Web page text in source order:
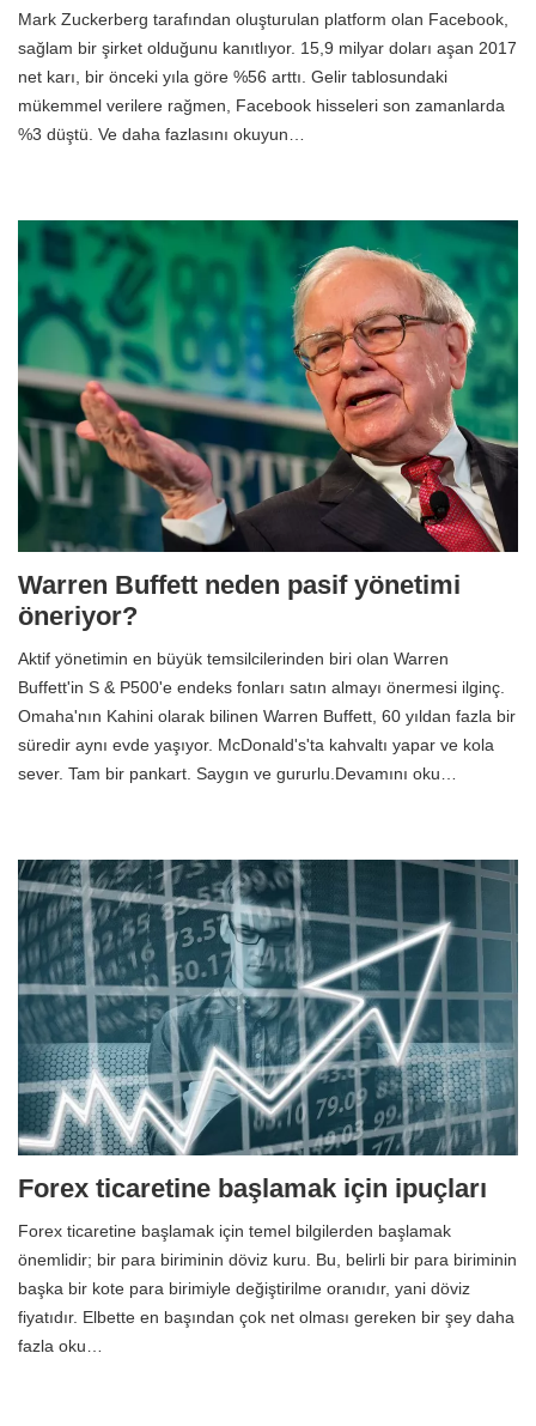
Mark Zuckerberg tarafından oluşturulan platform olan Facebook,
sağlam bir şirket olduğunu kanıtlıyor. 15,9 milyar doları aşan 2017
net karı, bir önceki yıla göre %56 arttı. Gelir tablosundaki
mükemmel verilere rağmen, Facebook hisseleri son zamanlarda
%3 düştü. Ve daha fazlasını okuyun…
Warren Buffett neden pasif yönetimi
öneriyor?
Aktif yönetimin en büyük temsilcilerinden biri olan Warren
Buffett'in S & P500'e endeks fonları satın almayı önermesi ilginç.
Omaha'nın Kahini olarak bilinen Warren Buffett, 60 yıldan fazla bir
süredir aynı evde yaşıyor. McDonald's'ta kahvaltı yapar ve kola
sever. Tam bir pankart. Saygın ve gururlu.Devamını oku…
Forex ticaretine başlamak için ipuçları
Forex ticaretine başlamak için temel bilgilerden başlamak
önemlidir; bir para biriminin döviz kuru. Bu, belirli bir para biriminin
başka bir kote para birimiyle değiştirilme oranıdır, yani döviz
fiyatıdır. Elbette en başından çok net olması gereken bir şey daha
fazla oku…